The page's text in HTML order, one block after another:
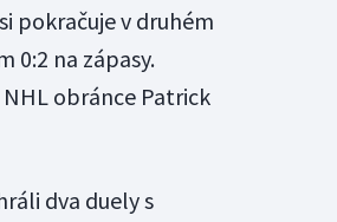
pokračuje v druhém
0:2 na zápasy.
obránce Patrick
dva duely s